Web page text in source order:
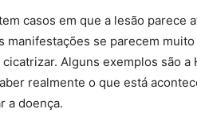
casos em que a lesão parece
manifestações se parecem
cicatrizar. Alguns exemplos são
realmente o que está
a doença.